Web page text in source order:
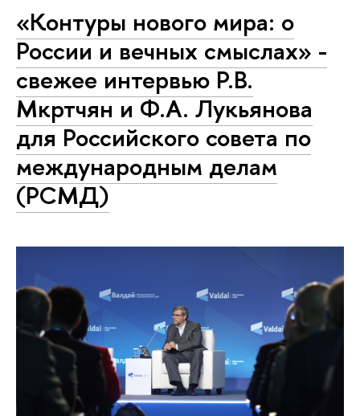
«Контуры нового мира: о
России и вечных смыслах» -
свежее интервью Р.В.
Мкртчян и Ф.А. Лукьянова
для Российского совета по
международным делам
(РСМД)